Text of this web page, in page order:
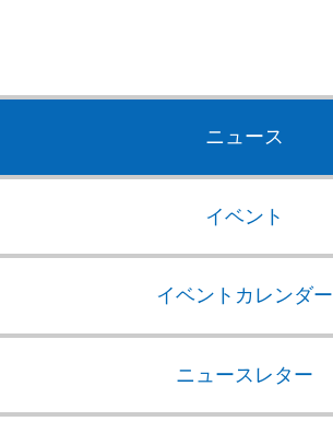
ニュース
イベント
イベントカレンダー
ニュースレター